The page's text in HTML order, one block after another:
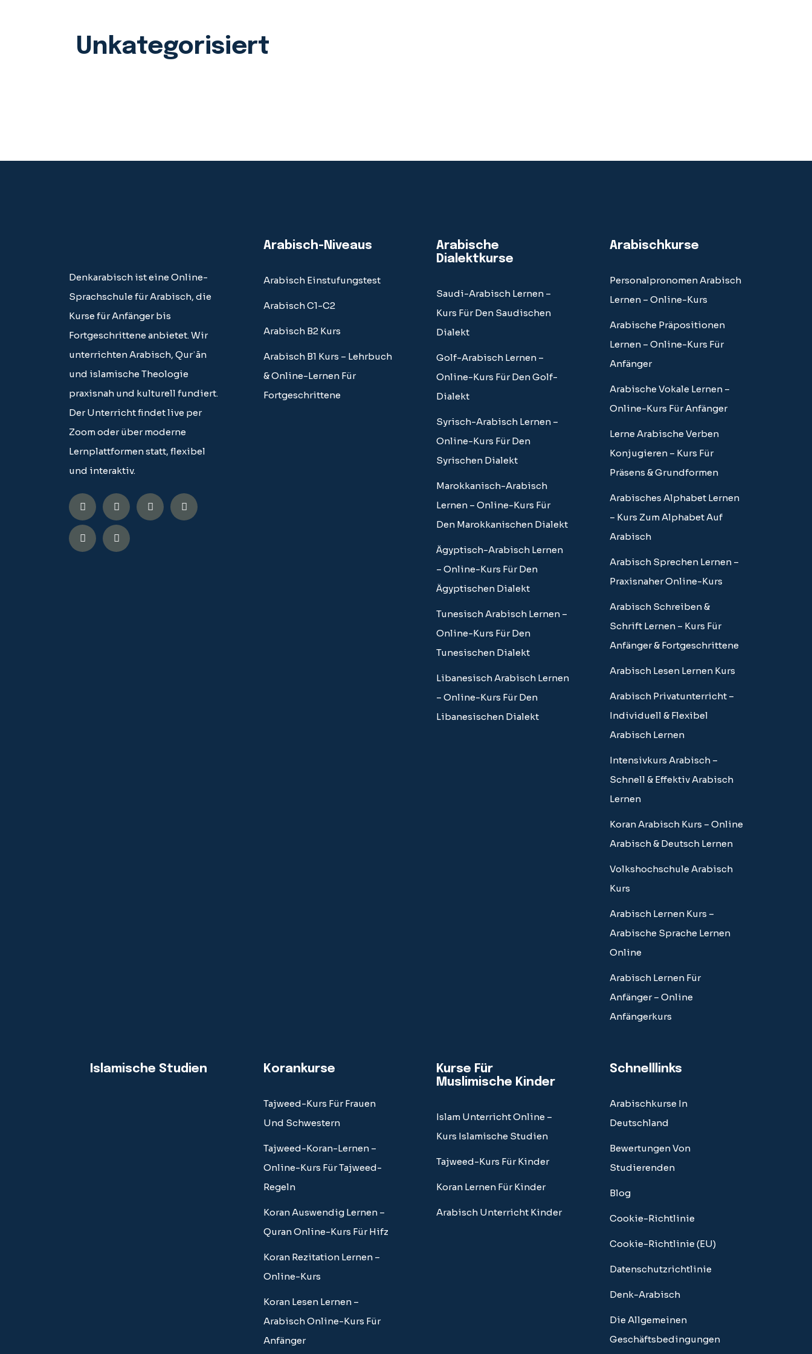
Unkategorisiert
Denkarabisch ist eine Online-
Sprachschule für Arabisch, die
Kurse für Anfänger bis
Fortgeschrittene anbietet. Wir
unterrichten Arabisch, Qurʾān
und islamische Theologie
praxisnah und kulturell fundiert.
Der Unterricht findet live per
Zoom oder über moderne
Lernplattformen statt, flexibel
und interaktiv.
Arabisch-Niveaus
Arabisch Einstufungstest
Arabisch C1-C2
Arabisch B2 Kurs
Arabisch B1 Kurs – Lehrbuch
& Online-Lernen Für
Fortgeschrittene
Arabische
Dialektkurse
Saudi-Arabisch Lernen –
Kurs Für Den Saudischen
Dialekt
Golf-Arabisch Lernen –
Online-Kurs Für Den Golf-
Dialekt
Syrisch-Arabisch Lernen –
Online-Kurs Für Den
Syrischen Dialekt
Marokkanisch-Arabisch
Lernen – Online-Kurs Für
Den Marokkanischen Dialekt
Ägyptisch-Arabisch Lernen
– Online-Kurs Für Den
Ägyptischen Dialekt
Tunesisch Arabisch Lernen –
Online-Kurs Für Den
Tunesischen Dialekt
Libanesisch Arabisch Lernen
– Online-Kurs Für Den
Libanesischen Dialekt
Arabischkurse
Personalpronomen Arabisch
Lernen – Online-Kurs
Arabische Präpositionen
Lernen – Online-Kurs Für
Anfänger
Arabische Vokale Lernen –
Online-Kurs Für Anfänger
Lerne Arabische Verben
Konjugieren – Kurs Für
Präsens & Grundformen
Arabisches Alphabet Lernen
– Kurs Zum Alphabet Auf
Arabisch
Arabisch Sprechen Lernen –
Praxisnaher Online-Kurs
Arabisch Schreiben &
Schrift Lernen – Kurs Für
Anfänger & Fortgeschrittene
Arabisch Lesen Lernen Kurs
Arabisch Privatunterricht –
Individuell & Flexibel
Arabisch Lernen
Intensivkurs Arabisch –
Schnell & Effektiv Arabisch
Lernen
Koran Arabisch Kurs – Online
Arabisch & Deutsch Lernen
Volkshochschule Arabisch
Kurs
Arabisch Lernen Kurs –
Arabische Sprache Lernen
Online
Arabisch Lernen Für
Anfänger – Online
Anfängerkurs
Islamische Studien Korankurse
Tajweed-Kurs Für Frauen
Und Schwestern
Tajweed-Koran-Lernen –
Online-Kurs Für Tajweed-
Regeln
Koran Auswendig Lernen –
Quran Online-Kurs Für Hifz
Koran Rezitation Lernen –
Online-Kurs
Koran Lesen Lernen –
Arabisch Online-Kurs Für
Anfänger
Kurse Für
Muslimische Kinder
Islam Unterricht Online –
Kurs Islamische Studien
Tajweed-Kurs Für Kinder
Koran Lernen Für Kinder
Arabisch Unterricht Kinder
Schnelllinks
Arabischkurse In
Deutschland
Bewertungen Von
Studierenden
Blog
Cookie-Richtlinie
Cookie-Richtlinie (EU)
Datenschutzrichtlinie
Denk-Arabisch
Die Allgemeinen
Geschäftsbedingungen